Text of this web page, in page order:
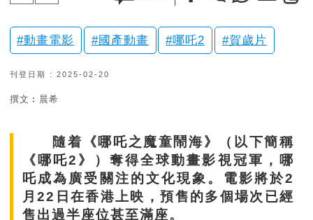
動畫電影 國產動畫 哪吒2 賀歲片
刊登日期 : 2025-02-20
撰文︰晨希
隨着《哪吒之魔童鬧海》（以下簡稱
《哪吒2》）奪得全球動畫影視冠軍，哪
吒成為廣受關注的文化現象。電影將於2
月22日在香港上映，預售的多個場次已經
售出過半座位甚至滿座。